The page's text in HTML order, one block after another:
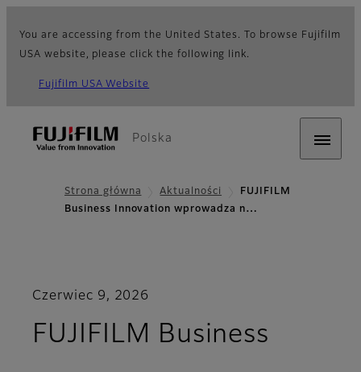
You are accessing from the United States. To browse Fujifilm
USA website, please click the following link.
Fujifilm USA Website
Polska
Strona główna Aktualności
FUJIFILM
Business Innovation wprowadza n…
Czerwiec 9, 2026
FUJIFILM Business